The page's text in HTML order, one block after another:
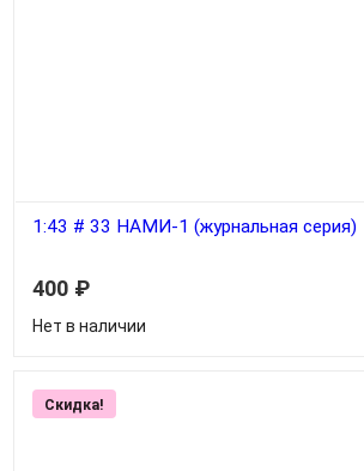
1:43 # 33 НАМИ-1 (журнальная серия)
400 ₽
Нет в наличии
Скидка!